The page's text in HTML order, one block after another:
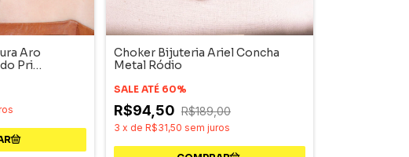
Aro
Pri
Choker Bijuteria Ariel Concha
Metal Ródio
SALE ATÉ 60%
R$94,50 R$189,00
3 x de R$31,50 sem juros